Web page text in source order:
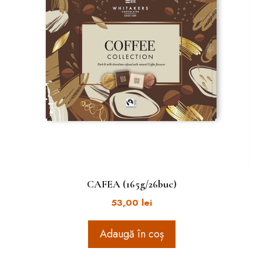
CAFEA (165g/26buc)
53,00 lei
Adaugă în coș